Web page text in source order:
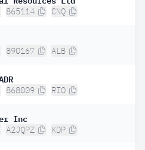
865114 CNQ
890167 ALB
868009 RIO
Inc
A2JQPZ KDP